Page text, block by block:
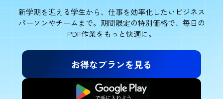
新学期を迎える学生から、仕事を効率化したいビジネス
パーソンやチームまで。 期間限定の特別価格で、毎日の
PDF作業をもっと快適に。
お得なプランを見る
無料で始める